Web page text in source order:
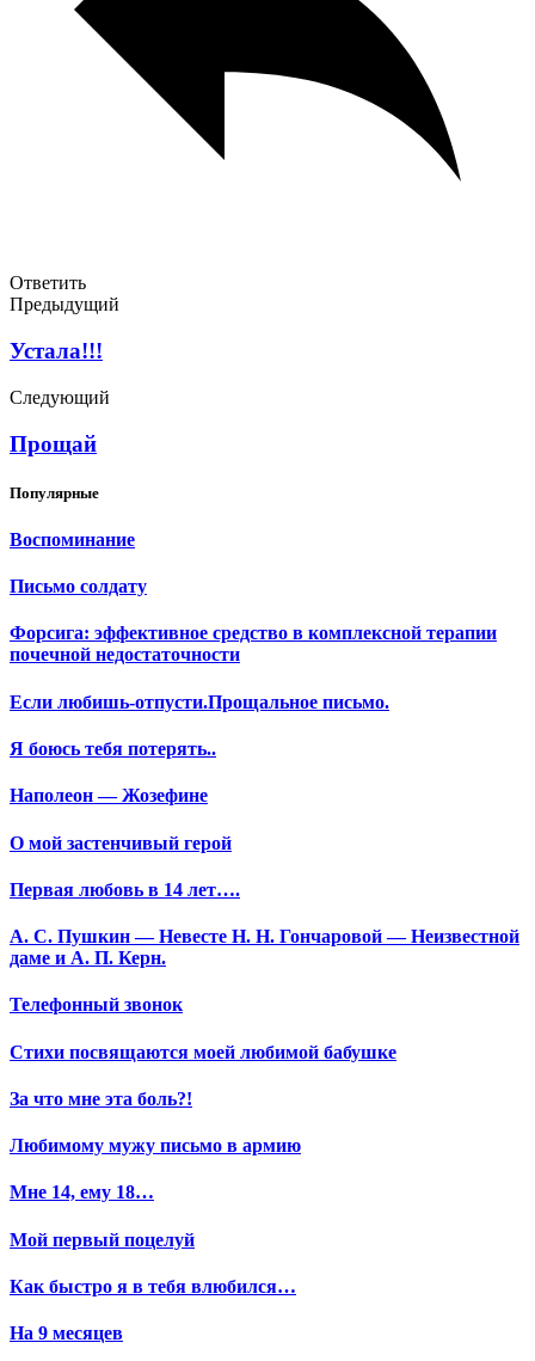
Ответить
Предыдущий
Устала!!!
Следующий
Прощай
Популярные
Воспоминание
Письмо солдату
Форсига: эффективное средство в комплексной терапии
почечной недостаточности
Если любишь-отпусти.Прощальное письмо.
Я боюсь тебя потерять..
Наполеон — Жозефине
О мой застенчивый герой
Первая любовь в 14 лет….
А. С. Пушкин — Невесте Н. Н. Гончаровой — Неизвестной
даме и А. П. Керн.
Телефонный звонок
Стихи посвящаются моей любимой бабушке
За что мне эта боль?!
Любимому мужу письмо в армию
Мне 14, ему 18…
Мой первый поцелуй
Как быстро я в тебя влюбился…
На 9 месяцев